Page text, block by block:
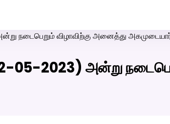
நடைபெறும் விழாவிற்கு அனைத்து
05-2023) அன்று